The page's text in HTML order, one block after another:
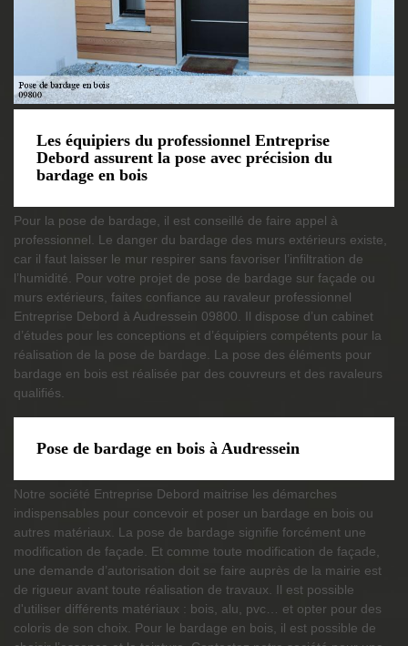
Les équipiers du professionnel Entreprise
Debord assurent la pose avec précision du
bardage en bois
Pour la pose de bardage, il est conseillé de faire appel à
professionnel. Le danger du bardage des murs extérieurs existe,
car il faut laisser le mur respirer sans favoriser l’infiltration de
l’humidité. Pour votre projet de pose de bardage sur façade ou
murs extérieurs, faites confiance au ravaleur professionnel
Entreprise Debord à Audressein 09800. Il dispose d’un cabinet
d’études pour les conceptions et d’équipiers compétents pour la
réalisation de la pose de bardage. La pose des éléments pour
bardage en bois est réalisée par des couvreurs et des ravaleurs
qualifiés.
Pose de bardage en bois à Audressein
Notre société Entreprise Debord maitrise les démarches
indispensables pour concevoir et poser un bardage en bois ou
autres matériaux. La pose de bardage signifie forcément une
modification de façade. Et comme toute modification de façade,
une demande d’autorisation doit se faire auprès de la mairie est
de rigueur avant toute réalisation de travaux. Il est possible
d'utiliser différents matériaux : bois, alu, pvc… et opter pour des
coloris de son choix. Pour le bardage en bois, il est possible de